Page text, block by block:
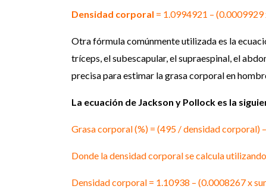
Densidad corporal = 1.0994921 – (0.0009929
Otra fórmula comúnmente utilizada es la
tríceps, el subescapular, el supraespinal, el
precisa para estimar la grasa corporal en
La ecuación de Jackson y Pollock es la
Grasa corporal (%) = (495 / densidad corporal)
Donde la densidad corporal se calcula
Densidad corporal = 1.10938 – (0.0008267 x